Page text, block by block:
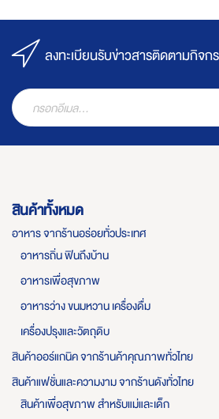
ลงทะเบียนรับข่าวสารติดตามกิจก
สินค้าทั้งหมด
อาหาร จากร้านอร่อยทั่วประเทศ
อาหารถิ่น ฟินถึงบ้าน
อาหารเพื่อสุขภาพ
อาหารว่าง ขนมหวาน เครื่องดื่ม
เครื่องปรุงและวัตถุดิบ
สินค้าออร์แกนิค จากร้านค้าคุณภาพทั่วไทย
สินค้าแฟชั่นและความงาม จากร้านดังทั่วไทย
สินค้าเพื่อสุขภาพ สำหรับแม่และเด็ก